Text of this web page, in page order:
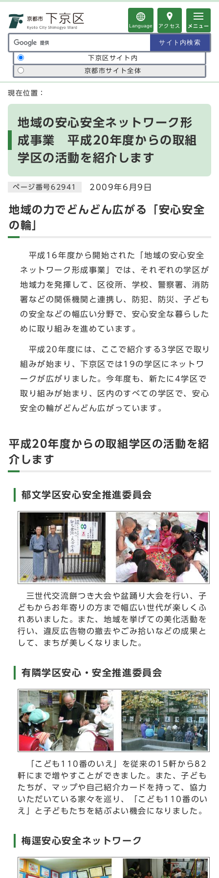
Language アクセス メニュー
サイト内検索の範囲
下京区サイト内
京都市サイト全体
ここから本文です
現在位置：
地域の安心安全ネットワーク形
成事業 平成20年度からの取組
学区の活動を紹介します
ページ番号62941 2009年6月9日
地域の力でどんどん広がる「安心安全
の輪」
平成16年度から開始された「地域の安心安全
ネットワーク形成事業」では、それぞれの学区が
地域力を発揮して、区役所、学校、警察署、消防
署などの関係機関と連携し、防犯、防災、子ども
の安全などの幅広い分野で、安心安全な暮らした
めに取り組みを進めています。
平成20年度には、ここで紹介する3学区で取り
組みが始まり、下京区では19の学区にネットワ
ークが広がりました。今年度も、新たに4学区で
取り組みが始まり、区内のすべての学区で、安心
安全の輪がどんどん広がっています。
平成20年度からの取組学区の活動を紹
介します
郁文学区安心安全推進委員会
三世代交流餅つき大会や盆踊り大会を行い、子
どもからお年寄りの方まで幅広い世代が楽しくふ
れあいました。また、地域を挙げての美化活動を
行い、違反広告物の撤去やごみ拾いなどの成果と
して、まちが美しくなりました。
有隣学区安心・安全推進委員会
「こども110番のいえ」を従来の15軒から82
軒にまで増やすことができました。また、子ども
たちが、マップや自己紹介カードを持って、協力
いただいている家々を巡り、「こども110番のい
え」と子どもたちを結ぶよい機会になりました。
梅逕安心安全ネットワーク